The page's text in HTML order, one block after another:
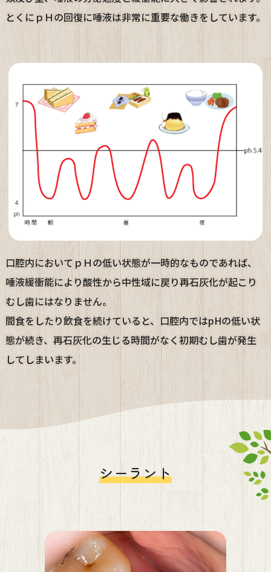
とくにｐＨの回復に唾液は非常に重要な働きをしています。
口腔内においてｐＨの低い状態が一時的なものであれば、
唾液緩衝能により酸性から中性域に戻り再石灰化が起こり
むし歯にはなりません。
間食をしたり飲食を続けていると、口腔内ではpHの低い状
態が続き、再石灰化の生じる時間がなく初期むし歯が発生
してしまいます。
シーラント